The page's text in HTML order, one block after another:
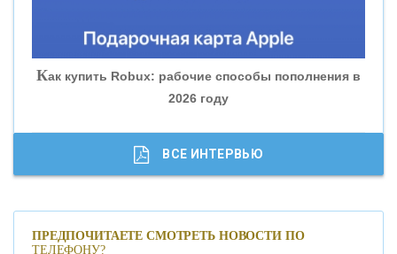
«СОВКОМБАНК»
«ГАЗПРОМБАНК»
«МОСКОВСКИЙ КРЕДИТНЫЙ БАНК»
Как купить Robux: рабочие способы пополнения в
2026 году
ВСЕ ИНТЕРВЬЮ
ПРЕДПОЧИТАЕТЕ СМОТРЕТЬ НОВОСТИ ПО
ТЕЛЕФОНУ?